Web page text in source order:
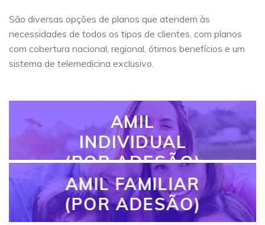
São diversas opções de planos que atendem às
necessidades de todos os tipos de clientes, com planos
com cobertura nacional, regional, ótimos benefícios e um
sistema de telemedicina exclusivo.
AMIL
INDIVIDUAL
(POR ADESÃO)
AMIL FAMILIAR
(POR ADESÃO)